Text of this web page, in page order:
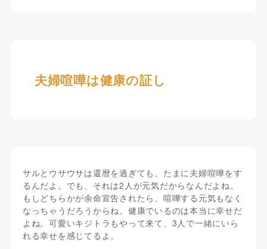
夫婦喧嘩は健康の証し
サルとウサウサは還暦を過ぎても、たまに夫婦喧嘩をす
るんだよ。でも、それは2人が元気だからなんだよね。
もしどちらかが余命宣告されたら、喧嘩する元気もなく
なっちゃうだろうからね。健康でいるのは本当に幸せだ
よね。可愛いキジトラもやって来て、3人で一緒にいら
れる幸せを感じてるよ。